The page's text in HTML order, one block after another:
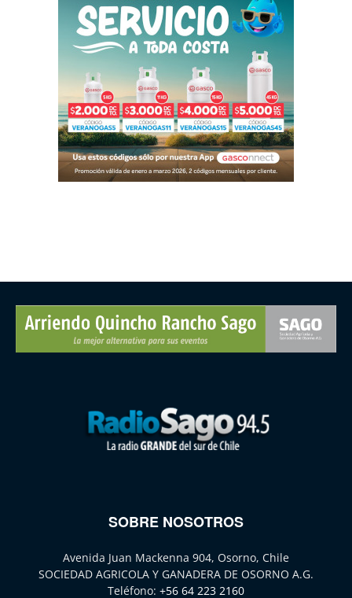
SOBRE NOSOTROS
Avenida Juan Mackenna 904, Osorno, Chile
SOCIEDAD AGRICOLA Y GANADERA DE OSORNO A.G.
Teléfono: +56 64 223 2160